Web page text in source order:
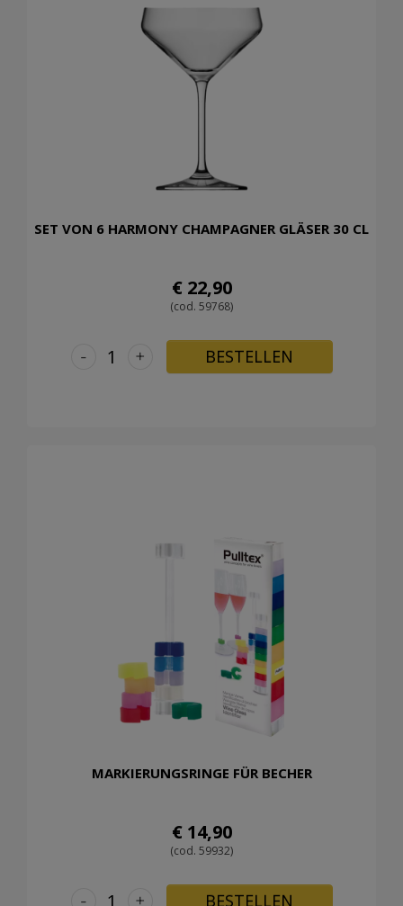
SET VON 6 HARMONY CHAMPAGNER GLÄSER 30 CL
€ 22,90
(cod. 59768)
+
- BESTELLEN
MARKIERUNGSRINGE FÜR BECHER
€ 14,90
(cod. 59932)
+
- BESTELLEN